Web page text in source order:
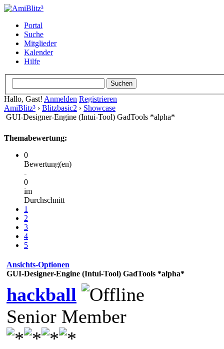
Portal
Suche
Mitglieder
Kalender
Hilfe
Hallo, Gast! Anmelden Registrieren
AmiBlitz³ › Blitzbasic2 › Showcase
GUI-Designer-Engine (Intui-Tool) GadTools *alpha*
Themabewertung:
0
Bewertung(en)
-
0
im
Durchschnitt
1
2
3
4
5
Ansichts-Optionen
GUI-Designer-Engine (Intui-Tool) GadTools *alpha*
hackball
Senior Member